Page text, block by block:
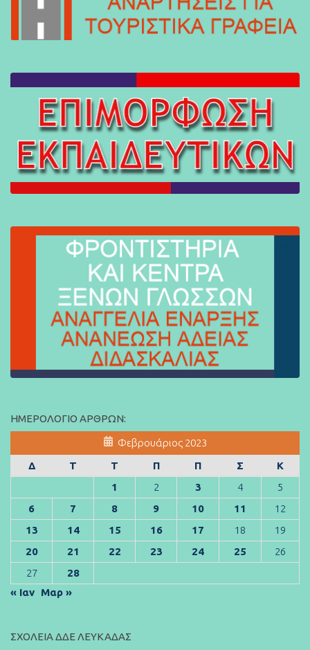
ΗΜΕΡΟΛΌΓΙΟ ΆΡΘΡΩΝ:
Φεβρουάριος 2023
Δ
Τ Τ Π Π Σ
Κ
1
2 3 4
5
6
7 8 9 10 11
12
13
14 15 16 17 18
19
20
21 22 23 24 25
26
27
28
« Ιαν Μαρ »
ΣΧΟΛΕΊΑ ΔΔΕ ΛΕΥΚΆΔΑΣ